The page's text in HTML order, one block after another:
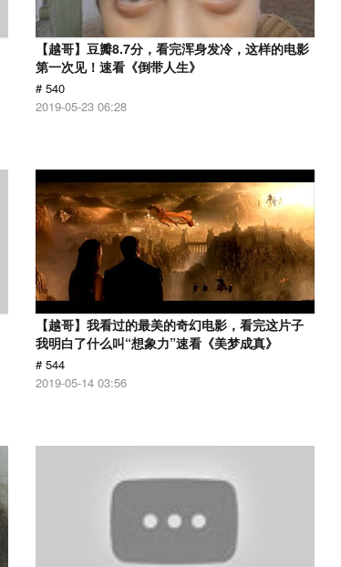
【越哥】豆瓣8.7分，看完浑身发冷，这样的电影
第一次见！速看《倒带人生》
# 540
2019-05-23 06:28
【越哥】我看过的最美的奇幻电影，看完这片子
我明白了什么叫“想象力”速看《美梦成真》
# 544
2019-05-14 03:56